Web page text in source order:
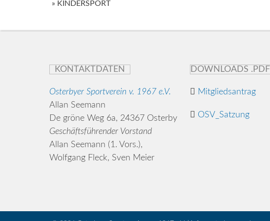
» KINDERSPORT
KONTAKTDATEN
Osterbyer Sportverein v. 1967 e.V.
Allan Seemann
De gröne Weg 6a, 24367 Osterby
Geschäftsführender Vorstand
Allan Seemann (1. Vors.),
Wolfgang Fleck, Sven Meier
DOWNLOADS .PDF
Mitgliedsantrag
OSV_Satzung